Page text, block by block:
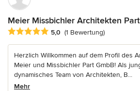
Meier Missbichler Architekten
Durchschnittliche Bewertung: 5 von 5
5,0 (1 Bewertung)
Herzlich Willkommen auf dem Profil des
Meier und Missbichler Part GmbB! Als
dynamisches Team von Architekten, B...
Mehr